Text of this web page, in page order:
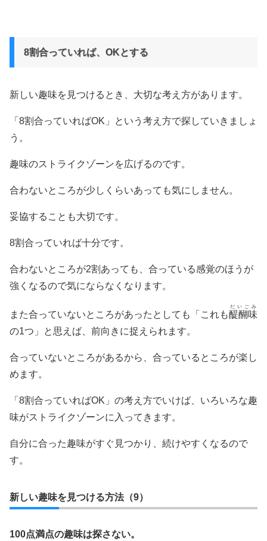
8割合っていれば、OKとする
新しい趣味を見つけるとき、大切な考え方があります。
「8割合っていればOK」という考え方で探していきましょ
う。
趣味のストライクゾーンを広げるのです。
合わないところが少しくらいあっても気にしません。
妥協することも大切です。
8割合っていれば十分です。
合わないところが2割あっても、合っている感覚のほうが
強くなるので気にならなくなります。
また合っていないところがあったとしても「これも醍醐味
だいごみ
の1つ」と思えば、前向きに捉えられます。
合っていないところがあるから、合っているところが楽し
めます。
「8割合っていればOK」の考え方でいけば、いろいろな趣
味がストライクゾーンに入ってきます。
自分に合った趣味がすぐ見つかり、続けやすくなるので
す。
新しい趣味を見つける方法（9）
100点満点の趣味は探さない。